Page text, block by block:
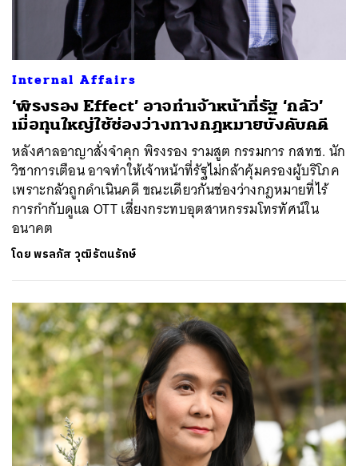
Internal Affairs
‘พิรงรอง Effect’ อาจทำเจ้าหน้าที่รัฐ ‘กลัว’
เมื่อทุนใหญ่ใช้ช่องว่างทางกฎหมายบังคับคดี
หลังศาลอาญาสั่งจำคุก พิรงรอง รามสูต กรรมการ กสทช. นัก
วิชาการเตือน อาจทำให้เจ้าหน้าที่รัฐไม่กล้าคุ้มครองผู้บริโภค
เพราะกลัวถูกดำเนินคดี ขณะเดียวกันช่องว่างกฎหมายที่ไร้
การกำกับดูแล OTT เสี่ยงกระทบอุตสาหกรรมโทรทัศน์ใน
อนาคต
โดยพรลภัส วุฒิรัตนรักษ์
SHARE TWEET LINE EMAIL